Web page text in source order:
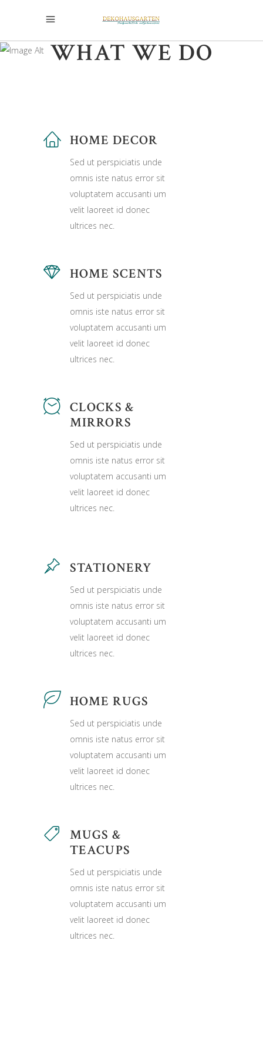
WHAT WE DO
HOME DECOR
Sed ut perspiciatis unde
omnis iste natus error sit
voluptatem accusanti um
velit laoreet id donec
ultrices nec.
HOME SCENTS
Sed ut perspiciatis unde
omnis iste natus error sit
voluptatem accusanti um
velit laoreet id donec
ultrices nec.
CLOCKS &
MIRRORS
Sed ut perspiciatis unde
omnis iste natus error sit
voluptatem accusanti um
velit laoreet id donec
ultrices nec.
STATIONERY
Sed ut perspiciatis unde
omnis iste natus error sit
voluptatem accusanti um
velit laoreet id donec
ultrices nec.
HOME RUGS
Sed ut perspiciatis unde
omnis iste natus error sit
voluptatem accusanti um
velit laoreet id donec
ultrices nec.
MUGS &
TEACUPS
Sed ut perspiciatis unde
omnis iste natus error sit
voluptatem accusanti um
velit laoreet id donec
ultrices nec.